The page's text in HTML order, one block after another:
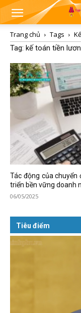
Trang chủ Tags
Tag: kế toán tiền
Tác động của
triển bền vững doanh
06/05/2025
Tiêu điểm